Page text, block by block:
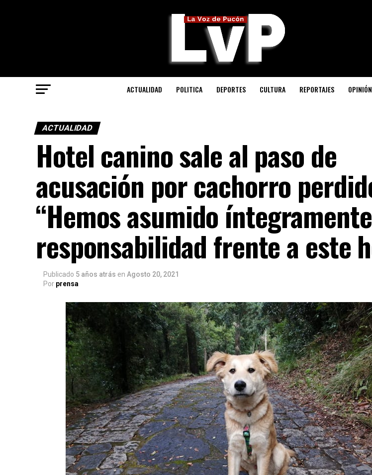
ACTUALIDAD POLITICA DEPORTES CULTURA REPORTAJES OPINIÓN
ACTUALIDAD
Hotel canino sale al paso de
acusación por cachorro
“Hemos asumido
responsabilidad frente a este
Publicado 5 años atrás en Agosto 20, 2021
Por prensa